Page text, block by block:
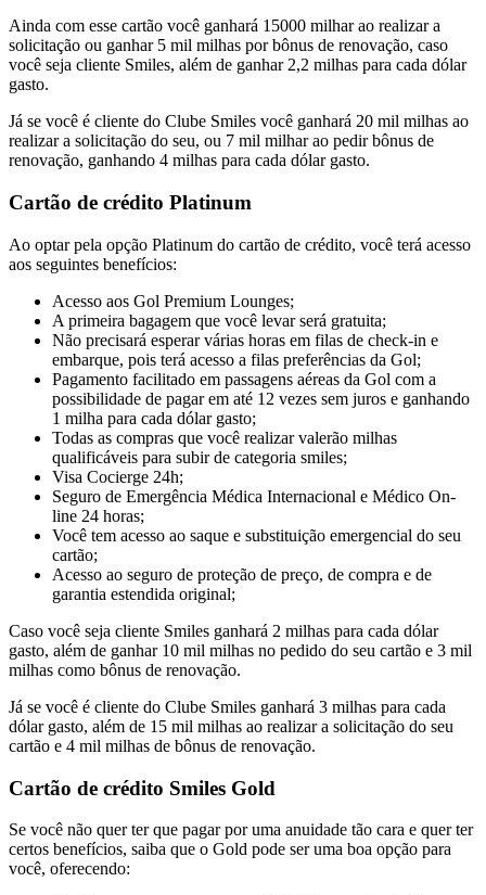
Ainda com esse cartão você ganhará 15000 milhar ao realizar a
solicitação ou ganhar 5 mil milhas por bônus de renovação, caso
você seja cliente Smiles, além de ganhar 2,2 milhas para cada dólar
gasto.
Já se você é cliente do Clube Smiles você ganhará 20 mil milhas ao
realizar a solicitação do seu, ou 7 mil milhar ao pedir bônus de
renovação, ganhando 4 milhas para cada dólar gasto.
Cartão de crédito Platinum
Ao optar pela opção Platinum do cartão de crédito, você terá acesso
aos seguintes benefícios:
Acesso aos Gol Premium Lounges;
A primeira bagagem que você levar será gratuita;
Não precisará esperar várias horas em filas de check-in e
embarque, pois terá acesso a filas preferências da Gol;
Pagamento facilitado em passagens aéreas da Gol com a
possibilidade de pagar em até 12 vezes sem juros e ganhando
1 milha para cada dólar gasto;
Todas as compras que você realizar valerão milhas
qualificáveis para subir de categoria smiles;
Visa Cocierge 24h;
Seguro de Emergência Médica Internacional e Médico On-
line 24 horas;
Você tem acesso ao saque e substituição emergencial do seu
cartão;
Acesso ao seguro de proteção de preço, de compra e de
garantia estendida original;
Caso você seja cliente Smiles ganhará 2 milhas para cada dólar
gasto, além de ganhar 10 mil milhas no pedido do seu cartão e 3 mil
milhas como bônus de renovação.
Já se você é cliente do Clube Smiles ganhará 3 milhas para cada
dólar gasto, além de 15 mil milhas ao realizar a solicitação do seu
cartão e 4 mil milhas de bônus de renovação.
Cartão de crédito Smiles Gold
Se você não quer ter que pagar por uma anuidade tão cara e quer ter
certos benefícios, saiba que o Gold pode ser uma boa opção para
você, oferecendo: